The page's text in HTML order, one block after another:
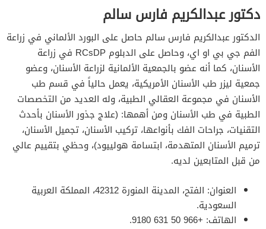
دكتور عبدالكريم فارس سالم
الدكتور عبدالكريم فارس سالم حاصل على البورد الألماني في زراعة
الفم جي بي او اي، وحاصل على الدبلوم RCsDP في زراعة
الأسنان، كما أنه عضو بالجمعية الألمانية لزراعة الأسنان، وعضو
جمعية ليزر طب الأسنان الأمريكية، يعمل حالياً في قسم طب
الأسنان في مجموعة العقالي الطبية، وله العديد من التخصصات
الطبية في طب الأسنان ومن أهمها: (علاج جذور الأسنان بأحدث
التقنيات، جراحات الفك بأنواعها، تركيب الأسنان، تجميل الأسنان،
ترميم الأسنان المتهدمة، ابتسامة هولييود)، وحظي بتقييم عالي
من قبل المتابعين لديه.
العنوان: الفتح، المدينة المنورة 42312، المملكة العربية
السعودية.
الهاتف: +966 50 631 9180.